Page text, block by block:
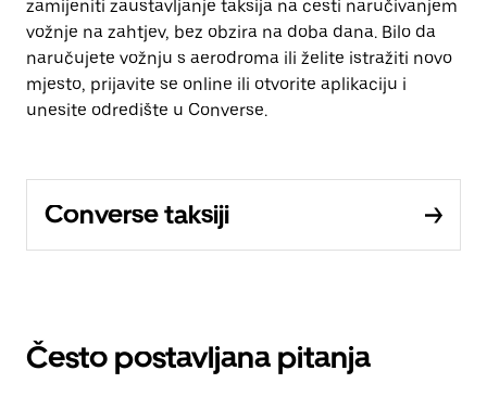
zamijeniti zaustavljanje taksija na cesti naručivanjem
vožnje na zahtjev, bez obzira na doba dana. Bilo da
naručujete vožnju s aerodroma ili želite istražiti novo
mjesto, prijavite se online ili otvorite aplikaciju i
unesite odredište u Converse.
Converse taksiji
Često postavljana pitanja